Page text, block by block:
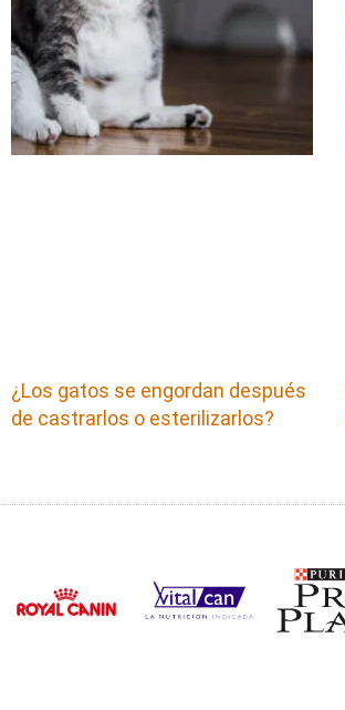
¿Los gatos se engordan después
de castrarlos o esterilizarlos?